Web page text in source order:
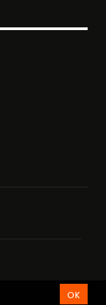
OK